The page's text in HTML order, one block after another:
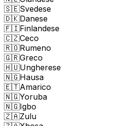
🇸🇪Svedese
🇩🇰Danese
🇫🇮Finlandese
🇨🇿Ceco
🇷🇴Rumeno
🇬🇷Greco
🇭🇺Ungherese
🇳🇬Hausa
🇪🇹Amarico
🇳🇬Yoruba
🇳🇬Igbo
🇿🇦Zulu